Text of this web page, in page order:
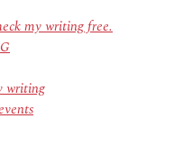
my writing free.
writing